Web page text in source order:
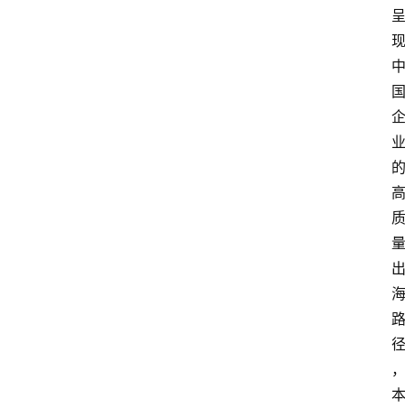
呈
现
中
国
企
业
的
高
质
量
出
海
路
径
，
本